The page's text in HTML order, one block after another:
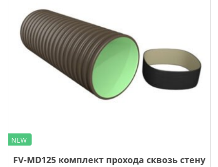
NEW
FV-MD125 комплект прохода сквозь стену